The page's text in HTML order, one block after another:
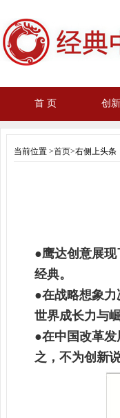
首 页 创
当前位置 >首页>右侧上头条
●鹰达创意展
经典。
●在战略想象
世界成长力与崛
●在中国改革
之，不为创新